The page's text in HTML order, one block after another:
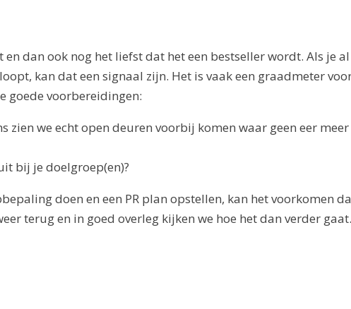
dan ook nog het liefst dat het een bestseller wordt. Als je
kan dat een signaal zijn. Het is vaak een graadmeter
goede voorbereidingen:
zien we echt open deuren voorbij komen waar geen eer
bij je doelgroep(en)?
doen en een PR plan opstellen, kan het voorkomen
terug en in goed overleg kijken we hoe het dan verder gaat.